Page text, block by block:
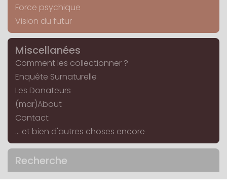
Force psychique
Vision du futur
Miscellanées
Comment les collectionner ?
Enquête Surnaturelle
Les Donateurs
(mar)About
Contact
... et bien d'autres choses encore
Recherche